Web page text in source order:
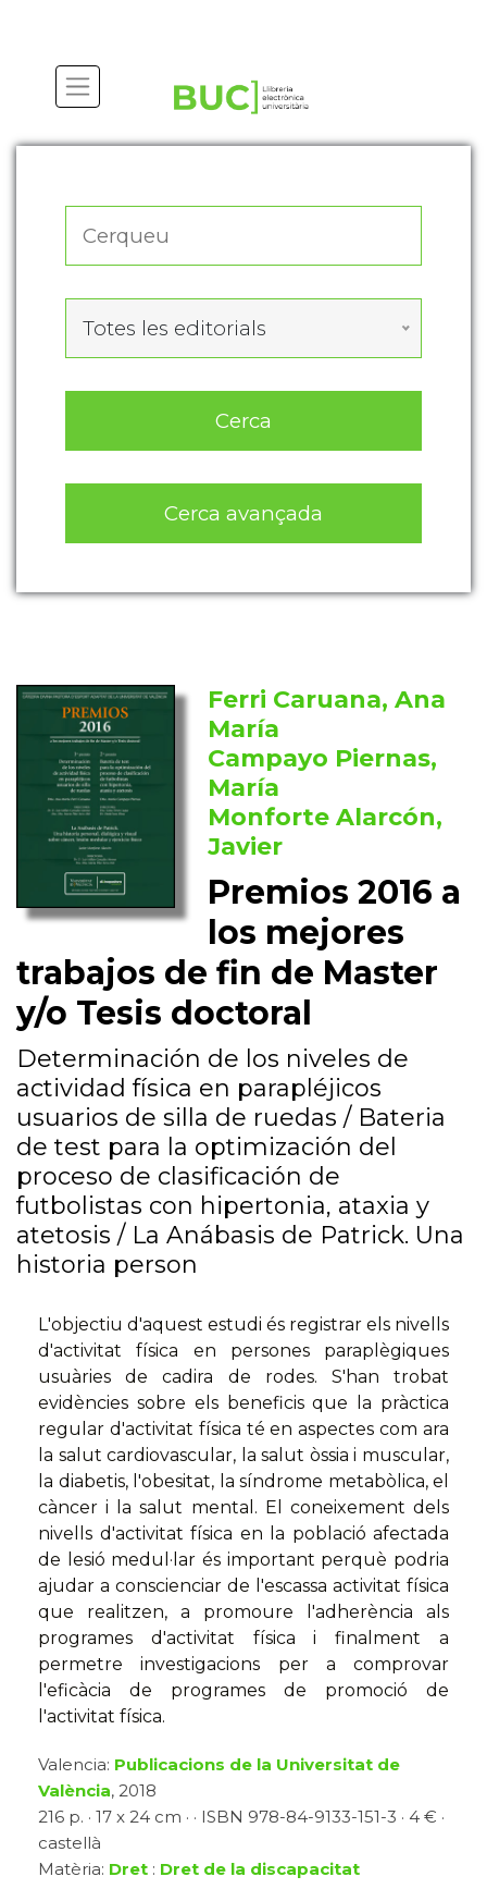
Totes les editorials
Cerca
Cerca avançada
Ferri Caruana, Ana
María
Campayo Piernas,
María
Monforte Alarcón,
Javier
Premios 2016 a
los mejores
trabajos de fin de Master
y/o Tesis doctoral
Determinación de los niveles de
actividad física en parapléjicos
usuarios de silla de ruedas / Bateria
de test para la optimización del
proceso de clasificación de
futbolistas con hipertonia, ataxia y
atetosis / La Anábasis de Patrick. Una
historia person
L'objectiu d'aquest estudi és registrar els nivells
d'activitat física en persones paraplègiques
usuàries de cadira de rodes. S'han trobat
evidències sobre els beneficis que la pràctica
regular d'activitat física té en aspectes com ara
la salut cardiovascular, la salut òssia i muscular,
la diabetis, l'obesitat, la síndrome metabòlica, el
càncer i la salut mental. El coneixement dels
nivells d'activitat física en la població afectada
de lesió medul·lar és important perquè podria
ajudar a conscienciar de l'escassa activitat física
que realitzen, a promoure l'adherència als
programes d'activitat física i finalment a
permetre investigacions per a comprovar
l'eficàcia de programes de promoció de
l'activitat física.
Valencia: Publicacions de la Universitat de
València, 2018
216 p. · 17 x 24 cm · · ISBN 978-84-9133-151-3 · 4 € ·
castellà
Matèria: Dret : Dret de la discapacitat